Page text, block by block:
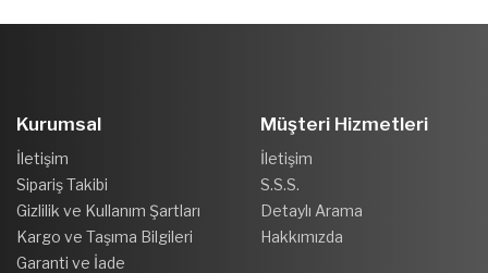
Kurumsal
İletişim
Sipariş Takibi
Gizlilik ve Kullanım Şartları
Kargo ve Taşıma Bilgileri
Garanti ve İade
Müşteri Hizmetleri
İletişim
S.S.S.
Detaylı Arama
Hakkımızda